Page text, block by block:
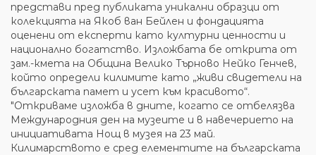
представи пред публиката уникални образци от
колекцията на Якоб ван Бейлен и фондацията
оценени от експерти като културни ценности и
национално богатство. Изложбата бе открита от
зам.-кмета на Община Велико Търново Нейко Генчев,
който определи килимите като „живи свидетели на
българската памет и усет към красивото“.
"Откриваме изложба в дните, когато се отбелязва
Международния ден на музеите и в навечерието на
инициативата Нощ в музея на 23 май.
Килимарството е сред елементите на българската